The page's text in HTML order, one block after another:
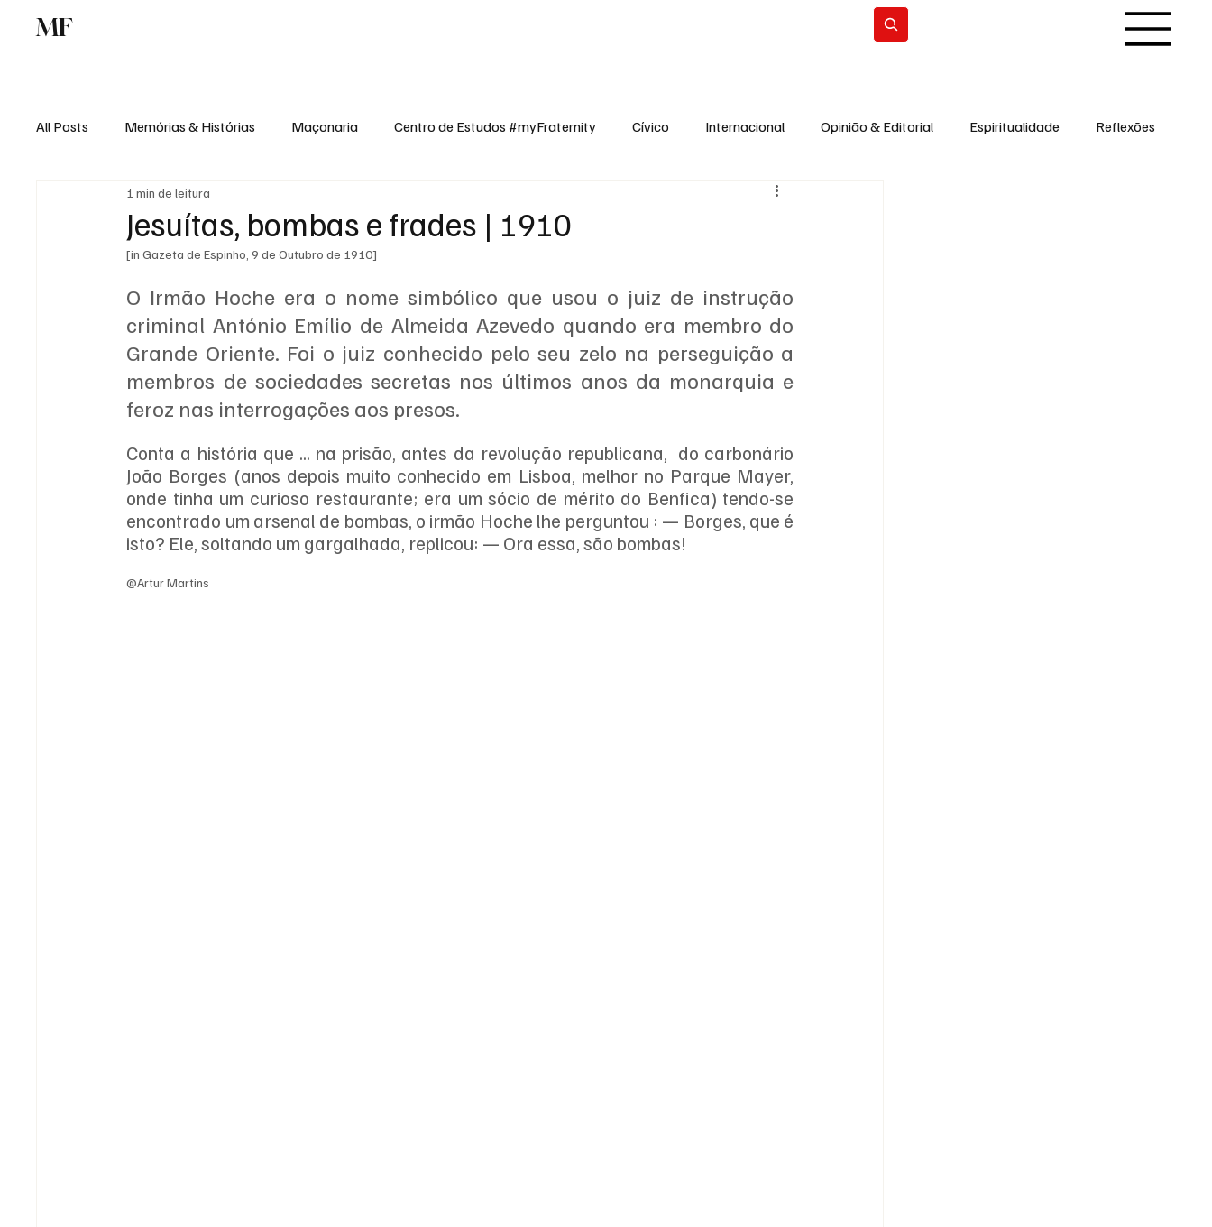
MF
All Posts Memórias & Histórias Maçonaria Centro de Estudos #myFraternity Cívico Internacional Opinião & Editorial Espiritualidade Reflexões
Rádio Digital
Jesuítas, bombas e frades | 1910
1 min de leitura
[in Gazeta de Espinho, 9 de Outubro de 1910]
O Irmão Hoche era o nome simbólico que usou o juiz de instrução
criminal António Emílio de Almeida Azevedo quando era membro do
Grande Oriente. Foi o juiz conhecido pelo seu zelo na perseguição a
membros de sociedades secretas nos últimos anos da monarquia e
feroz nas interrogações aos presos.
Conta a história que ... na prisão, antes da revolução republicana,  do carbonário
João Borges (anos depois muito conhecido em Lisboa, melhor no Parque Mayer,
onde tinha um curioso restaurante; era um sócio de mérito do Benfica) tendo-se
encontrado um arsenal de bombas, o irmão Hoche lhe perguntou : — Borges, que é
isto? Ele, soltando um gargalhada, replicou: — Ora essa, são bombas!
@Artur Martins